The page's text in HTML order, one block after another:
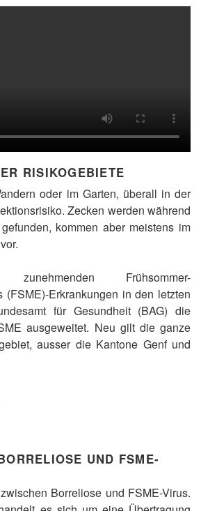
RISIKOGEBIETE
oder im Garten, überall in der
Zecken werden während
kommen aber meistens im
Frühsommer-
(FSME)-Erkrankungen in den letzten
für Gesundheit (BAG) die
ausgeweitet. Neu gilt die ganze
ausser die Kantone Genf und
UND FSME-
Borreliose und FSME-Virus.